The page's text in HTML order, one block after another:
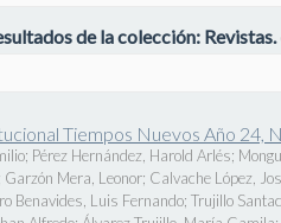
de la colección: Revistas.
Tiempos Nuevos Año 24,
; Pérez Hernández, Harold Arlés;
Garzón Mera, Leonor; Calvache López,
Benavides, Luis Fernando; Trujillo